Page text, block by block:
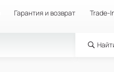
Гарантия и возврат Trade-